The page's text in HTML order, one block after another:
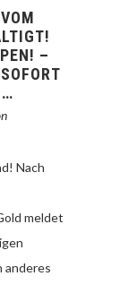
–
Nach
meldet
anderes